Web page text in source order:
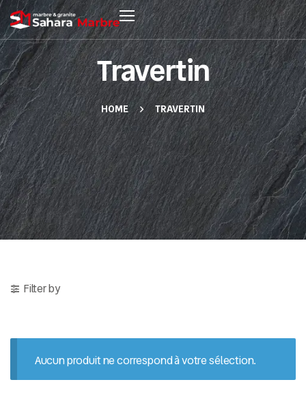
Travertin
HOME TRAVERTIN
Filter by
Aucun produit ne correspond à votre sélection.